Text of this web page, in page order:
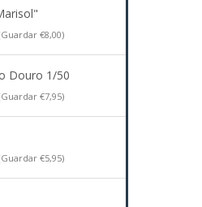
€8,00)
Douro 1/50
€7,95)
€5,95)